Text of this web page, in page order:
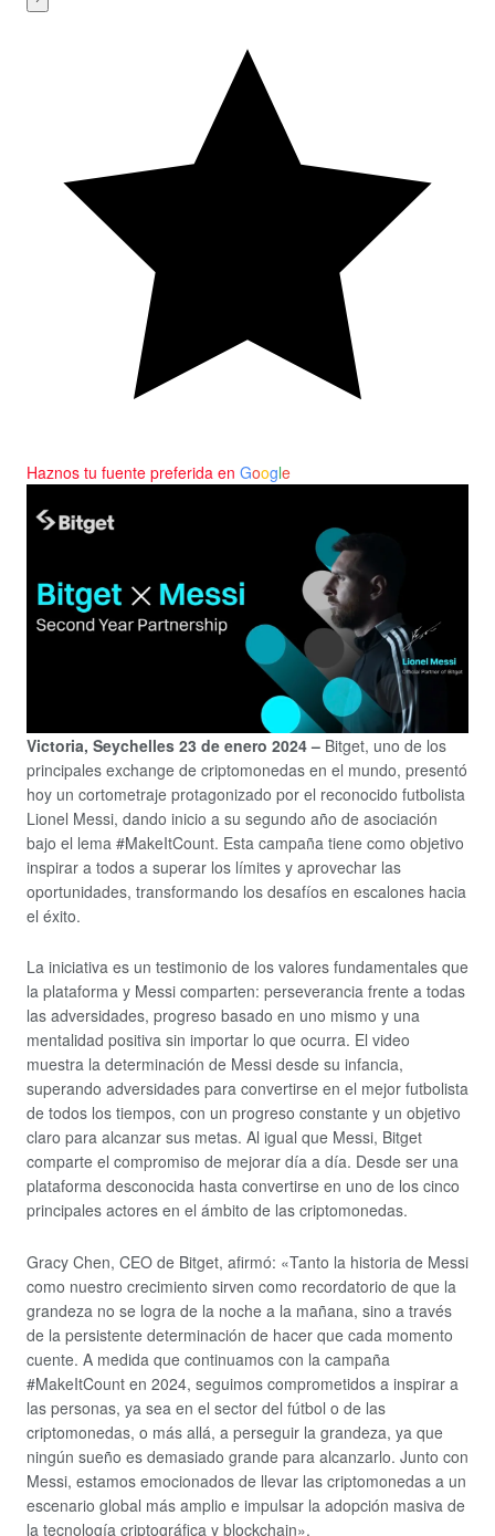
Haznos tu fuente preferida en Google
Victoria, Seychelles 23 de enero 2024 – Bitget, uno de los
principales exchange de criptomonedas en el mundo, presentó
hoy un cortometraje protagonizado por el reconocido futbolista
Lionel Messi, dando inicio a su segundo año de asociación
bajo el lema #MakeItCount. Esta campaña tiene como objetivo
inspirar a todos a superar los límites y aprovechar las
oportunidades, transformando los desafíos en escalones hacia
el éxito.
La iniciativa es un testimonio de los valores fundamentales que
la plataforma y Messi comparten: perseverancia frente a todas
las adversidades, progreso basado en uno mismo y una
mentalidad positiva sin importar lo que ocurra. El video
muestra la determinación de Messi desde su infancia,
superando adversidades para convertirse en el mejor futbolista
de todos los tiempos, con un progreso constante y un objetivo
claro para alcanzar sus metas. Al igual que Messi, Bitget
comparte el compromiso de mejorar día a día. Desde ser una
plataforma desconocida hasta convertirse en uno de los cinco
principales actores en el ámbito de las criptomonedas.
Gracy Chen, CEO de Bitget, afirmó: «Tanto la historia de Messi
como nuestro crecimiento sirven como recordatorio de que la
grandeza no se logra de la noche a la mañana, sino a través
de la persistente determinación de hacer que cada momento
cuente. A medida que continuamos con la campaña
#MakeItCount en 2024, seguimos comprometidos a inspirar a
las personas, ya sea en el sector del fútbol o de las
criptomonedas, o más allá, a perseguir la grandeza, ya que
ningún sueño es demasiado grande para alcanzarlo. Junto con
Messi, estamos emocionados de llevar las criptomonedas a un
escenario global más amplio e impulsar la adopción masiva de
la tecnología criptográfica y blockchain».